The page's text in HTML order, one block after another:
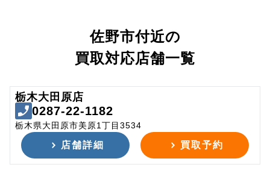
佐野市付近の
買取対応店舗一覧
栃木大田原店
0287-22-1182
栃木県大田原市美原1丁目3534
店舗詳細 買取予約